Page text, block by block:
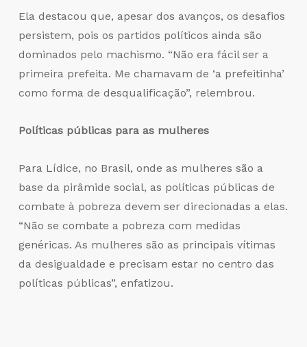
Ela destacou que, apesar dos avanços, os desafios
persistem, pois os partidos políticos ainda são
dominados pelo machismo. “Não era fácil ser a
primeira prefeita. Me chamavam de ‘a prefeitinha’
como forma de desqualificação”, relembrou.
Políticas públicas para as mulheres
Para Lídice, no Brasil, onde as mulheres são a
base da pirâmide social, as políticas públicas de
combate à pobreza devem ser direcionadas a elas.
“Não se combate a pobreza com medidas
genéricas. As mulheres são as principais vítimas
da desigualdade e precisam estar no centro das
políticas públicas”, enfatizou.